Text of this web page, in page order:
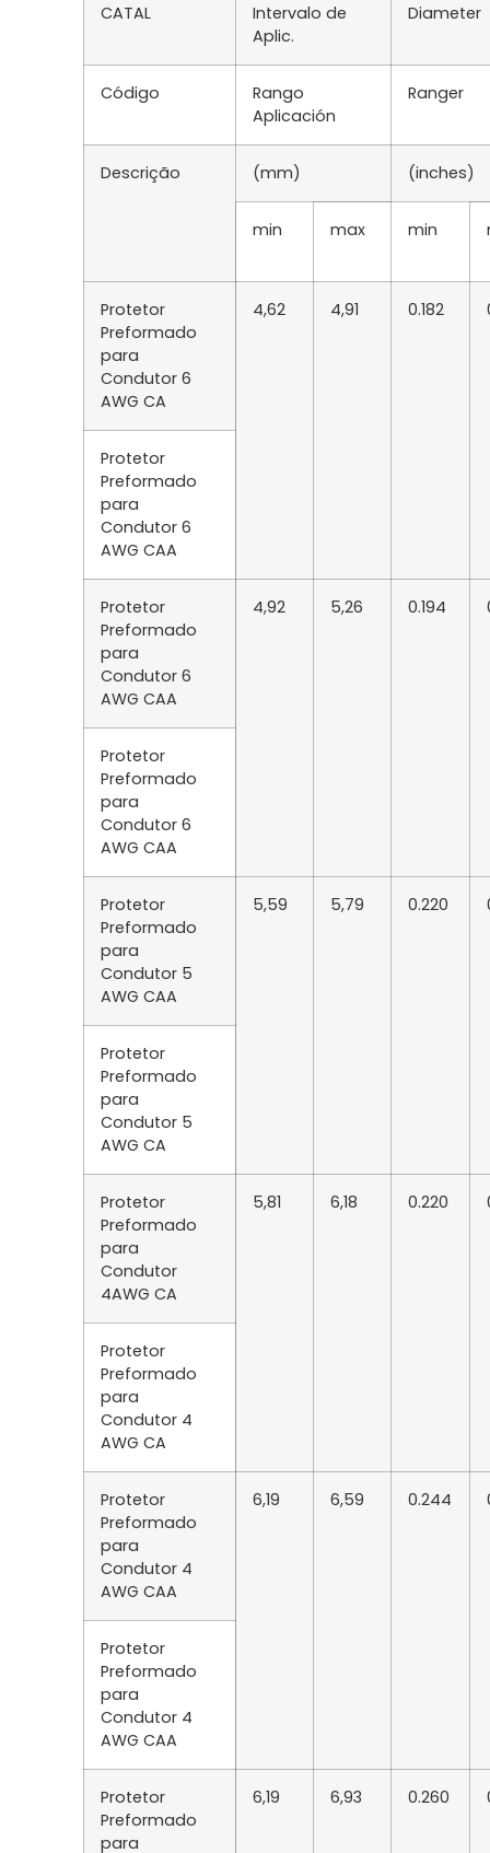
CATAL
Intervalo de
Aplic.
Diameter
Código
Rango
Aplicación
Ranger
Descrição (mm) (inches)
min max min
Protetor
Preformado
para
Condutor 6
AWG CA
4,62 4,91 0.182
Protetor
Preformado
para
Condutor 6
AWG CAA
Protetor
Preformado
para
Condutor 6
AWG CAA
4,92 5,26 0.194
Protetor
Preformado
para
Condutor 6
AWG CAA
Protetor
Preformado
para
Condutor 5
AWG CAA
5,59 5,79 0.220
Protetor
Preformado
para
Condutor 5
AWG CA
Protetor
Preformado
para
Condutor
4AWG CA
5,81 6,18 0.220
Protetor
Preformado
para
Condutor 4
AWG CA
Protetor
Preformado
para
Condutor 4
AWG CAA
6,19 6,59 0.244
Protetor
Preformado
para
Condutor 4
AWG CAA
Protetor
Preformado
para
6,19 6,93 0.260